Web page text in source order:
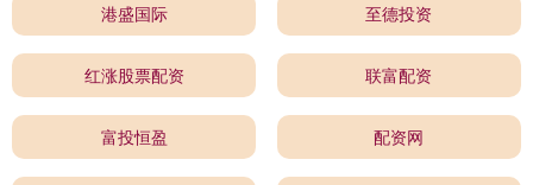
港盛国际 至德投资
红涨股票配资 联富配资
富投恒盈 配资网